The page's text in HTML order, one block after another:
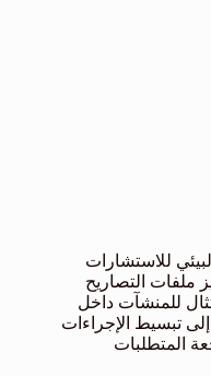
للاستشارات
ملفات التصاريح
للمنشآت داخل
تبسيط الإجراءات
المتطلبات